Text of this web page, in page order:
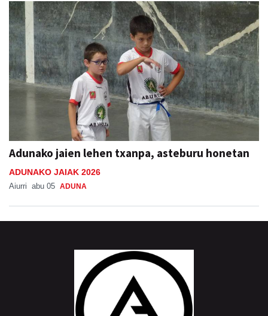
Adunako jaien lehen txanpa, asteburu honetan
ADUNAKO JAIAK 2026
Aiurri abu 05 ADUNA